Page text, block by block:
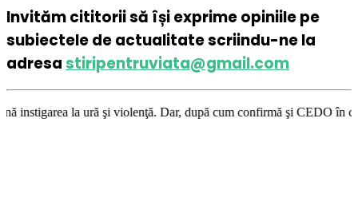
Invităm cititorii să își exprime opiniile pe
subiectele de actualitate scriindu-ne la
adresastiripentruviata@gmail.com
şi violenţă. Dar, după cum confirmă şi CEDO în cazul Handyside